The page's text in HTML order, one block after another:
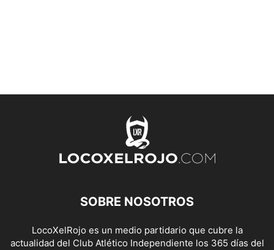
SOBRE NOSOTROS
LocoXelRojo es un medio partidario que cubre la
actualidad del Club Atlético Independiente los 365 días del